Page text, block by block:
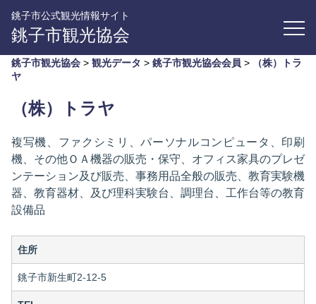
銚子市公式観光情報サイト
銚子市観光協会
銚子市観光協会 > 観光データ > 銚子市観光協会会員 >
（株）トラ
ヤ
（株）トラヤ
複写機、ファクシミリ、パーソナルコンピュータ、印刷
機、その他ＯＡ機器の販売・保守、オフィス家具のプレゼ
ンテーション及び販売、事務用品全般の販売、教育実験機
器、教育器材、及び理科実験台、調理台、工作台等の教育
設備品
住所
銚子市新生町2-12-5